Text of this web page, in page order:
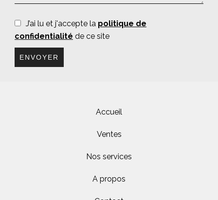
J’ai lu et j'accepte la politique de
confidentialité de ce site
ENVOYER
Accueil
Ventes
Nos services
A propos